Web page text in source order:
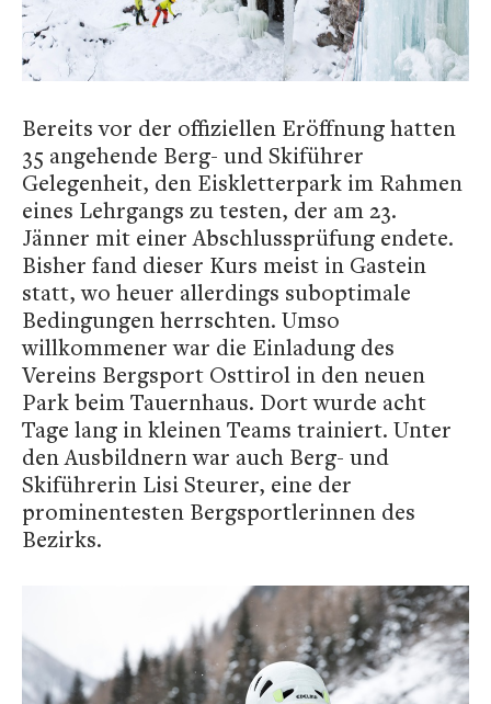
Bereits vor der offiziellen Eröffnung hatten
35 angehende Berg- und Skiführer
Gelegenheit, den Eiskletterpark im Rahmen
eines Lehrgangs zu testen, der am 23.
Jänner mit einer Abschlussprüfung endete.
Bisher fand dieser Kurs meist in Gastein
statt, wo heuer allerdings suboptimale
Bedingungen herrschten. Umso
willkommener war die Einladung des
Vereins Bergsport Osttirol in den neuen
Park beim Tauernhaus. Dort wurde acht
Tage lang in kleinen Teams trainiert. Unter
den Ausbildnern war auch Berg- und
Skiführerin Lisi Steurer, eine der
prominentesten Bergsportlerinnen des
Bezirks.